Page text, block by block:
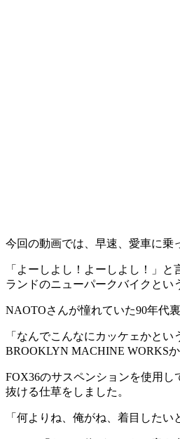
今回の動画では、早速、愛車に乗
「よーしよし！よーしよし！」
ランドのニューパークバイクとい
NAOTOさんが憧れていた90年代
「なんでこんなにカッケェかと
BROOKLYN MACHINE WORKS
FOX36のサスペンションを使用
抜ける仕草をしました。
「何よりね、俺がね、着目した